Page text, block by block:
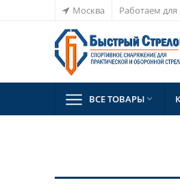
Москва Работаем для
ВСЕ ТОВАРЫ 